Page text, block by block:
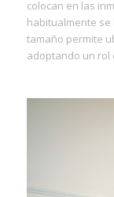
colocan en las
habitualmente se
tamaño permite
adoptando un rol